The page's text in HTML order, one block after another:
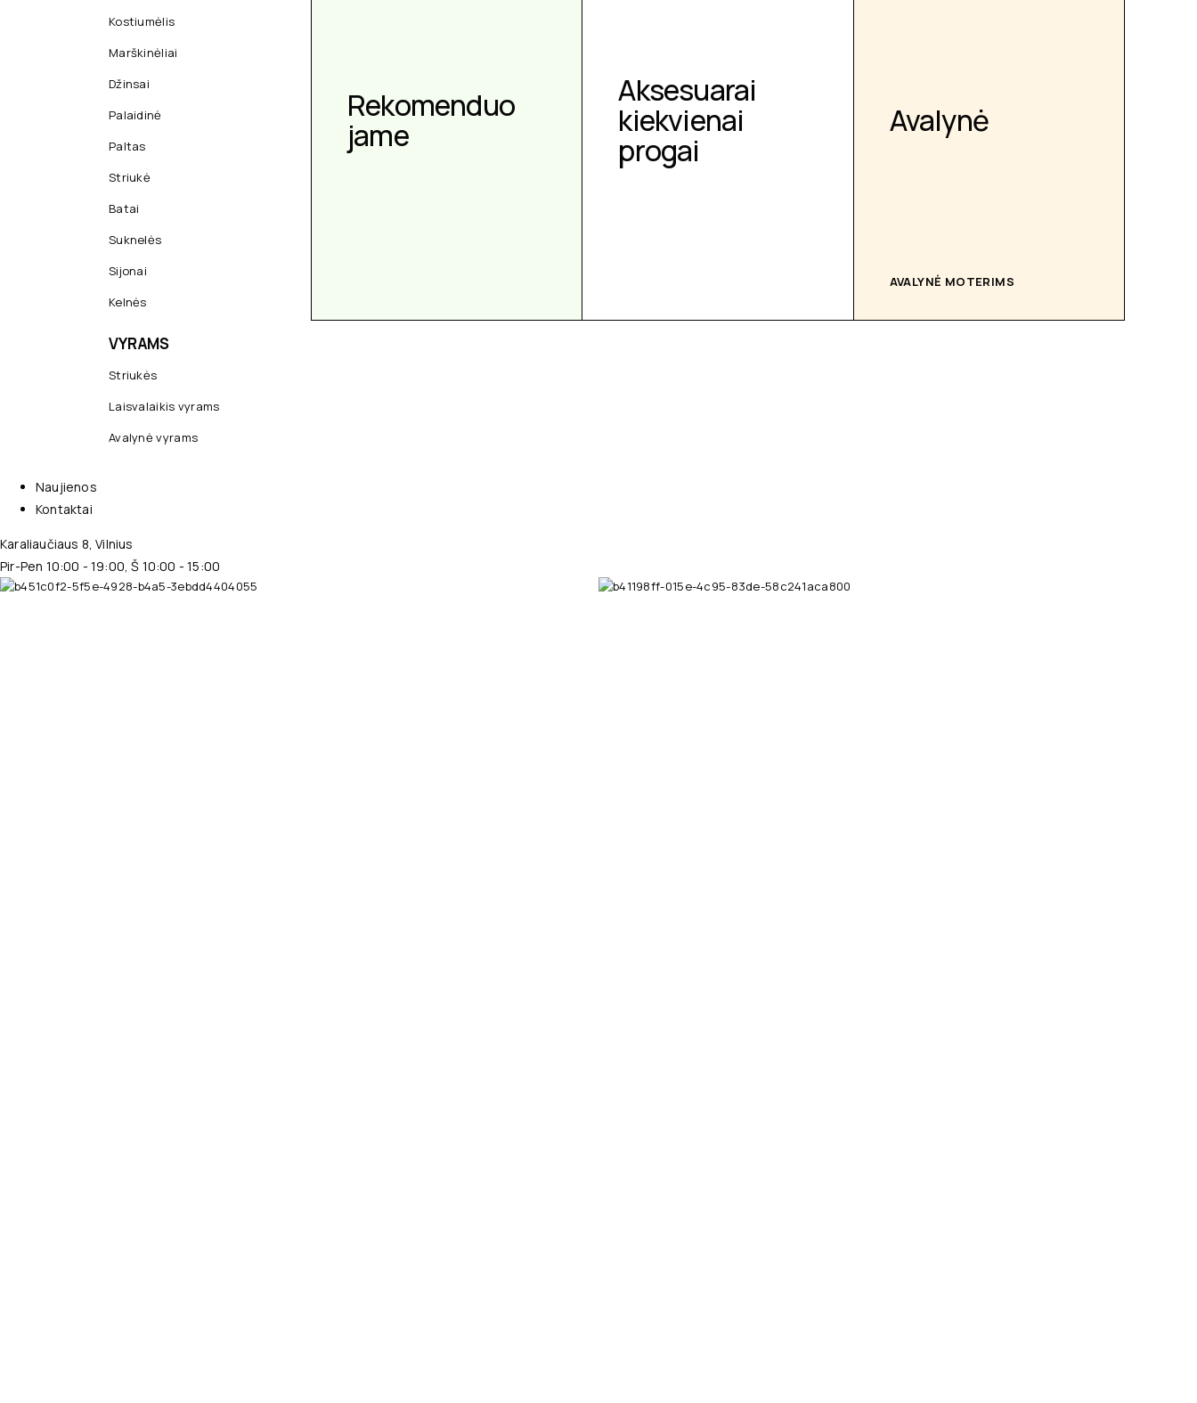
Kostiumėlis
Marškinėliai
Džinsai
Palaidinė
Paltas
Striukė
Batai
Suknelės
Sijonai
Kelnės
VYRAMS
Striukės
Laisvalaikis vyrams
Avalynė vyrams
Rekomenduo
jame
Aksesuarai
kiekvienai
progai
Avalynė
AVALYNĖ MOTERIMS
Naujienos
Kontaktai
Karaliaučiaus 8, Vilnius
Pir-Pen 10:00 - 19:00, Š 10:00 - 15:00